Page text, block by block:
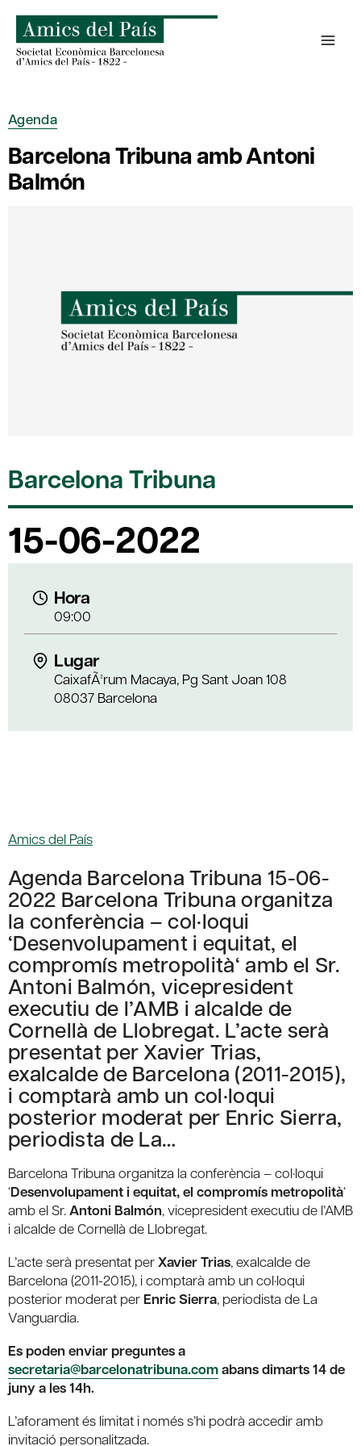
content
Agenda
Barcelona Tribuna amb Antoni
Balmón
Barcelona Tribuna
15-06-2022
Hora
09:00
Lugar
CaixafÃ²rum Macaya, Pg Sant Joan 108
08037 Barcelona
Amics del País
Agenda Barcelona Tribuna 15-06-
2022 Barcelona Tribuna organitza
la conferència – col·loqui
‘Desenvolupament i equitat, el
compromís metropolità‘ amb el Sr.
Antoni Balmón, vicepresident
executiu de l’AMB i alcalde de
Cornellà de Llobregat. L’acte serà
presentat per Xavier Trias,
exalcalde de Barcelona (2011-2015),
i comptarà amb un col·loqui
posterior moderat per Enric Sierra,
periodista de La…
Barcelona Tribuna organitza la conferència – col·loqui
‘Desenvolupament i equitat, el compromís metropolità‘
amb el Sr.Antoni Balmón, vicepresident executiu de l’AMB
i alcalde de Cornellà de Llobregat.
L’acte serà presentat perXavier Trias, exalcalde de
Barcelona (2011-2015), i comptarà amb un col·loqui
posterior moderat per Enric Sierra, periodista de La
Vanguardia.
Es poden enviar preguntes a
secretaria@barcelonatribuna.comabans dimarts 14 de
juny a les 14h.
L’aforament és limitat i només s’hi podrà accedir amb
invitació personalitzada.